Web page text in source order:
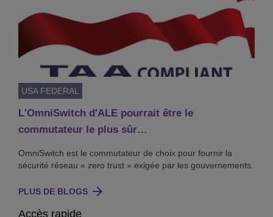
USA FEDERAL
L'OmniSwitch d'ALE pourrait être le
commutateur le plus sûr…
OmniSwitch est le commutateur de choix pour fournir la
sécurité réseau « zero trust » exigée par les gouvernements.
PLUS DE BLOGS
Accès rapide